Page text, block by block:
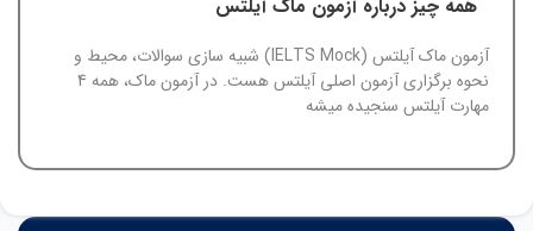
همه چیز درباره آزمون ماک آیلتس
آزمون ماک آیلتس (IELTS Mock) شبیه سازی سوالات، محیط و
نحوه برگزاری آزمون اصلی آیلتس هست. در آزمون ماک، همه 4
مهارت آیلتس سنجیده میشه